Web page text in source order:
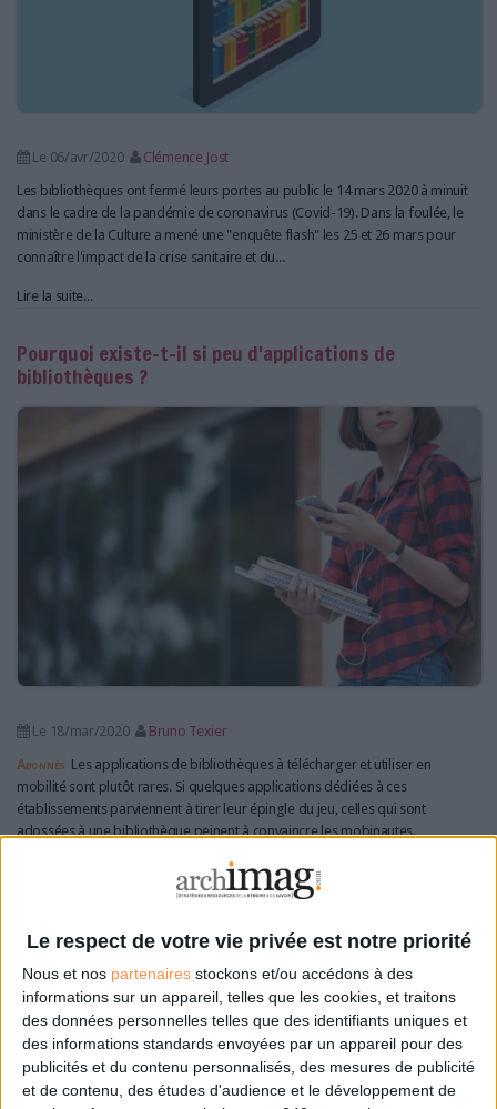
Le respect de votre vie privée est notre priorité
Nous et nos partenaires stockons et/ou accédons à des
informations sur un appareil, telles que les cookies, et traitons
des données personnelles telles que des identifiants uniques et
des informations standards envoyées par un appareil pour des
publicités et du contenu personnalisés, des mesures de publicité
et de contenu, des études d'audience et le développement de
Le 06/avr/2020
Clémence Jost
Les bibliothèques ont fermé leurs portes au public le 14 mars 2020 à minuit
dans le cadre de la pandémie de coronavirus (Covid-19). Dans la foulée, le
ministère de la Culture a mené une "enquête flash" les 25 et 26 mars pour
connaître l'impact de la crise sanitaire et du...
Lire la suite...
Pourquoi existe-t-il si peu d'applications de
bibliothèques ?
Le 18/mar/2020
Bruno Texier
Abonnés Les applications de bibliothèques à télécharger et utiliser en
mobilité sont plutôt rares. Si quelques applications dédiées à ces
établissements parviennent à tirer leur épingle du jeu, celles qui sont
adossées à une bibliothèque peinent à convaincre les mobinautes.
Les bibliothèques et les centres de documentation
fermés au public jusqu'au 15 avril 2020